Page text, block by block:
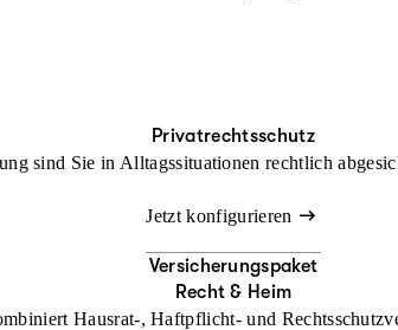
Privatrechtsschutz
sind Sie in Alltagssituationen rechtlich
Jetzt konfigurieren
Versicherungspaket
Recht & Heim
Hausrat-, Haftpflicht- und